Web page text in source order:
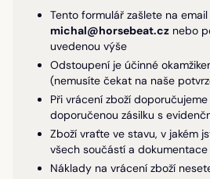
Tento formulář zašlete na email
michal@horsebeat.cz nebo
uvedenou výše
Odstoupení je účinné
(nemusíte čekat na naše
Při vrácení zboží
doporučenou zásilku s
Zboží vraťte ve stavu, v jakém
všech součástí a dokumentace
Náklady na vrácení zboží